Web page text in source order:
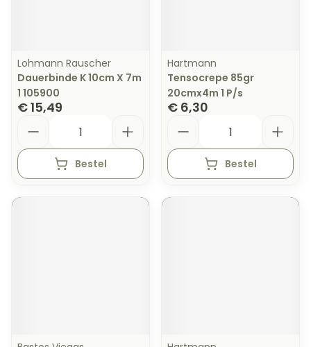
Lohmann Rauscher
Dauerbinde K 10cm X 7m
1 105900
€ 15,49
Bestel
Hartmann
Tensocrepe 85gr
20cmx4m 1 P/s
€ 6,30
Bestel